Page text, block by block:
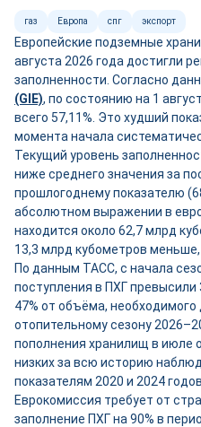
газ Европа спг экспорт
Европейские подземные
августа 2026 года достигли
заполненности. Согласно
(GIE), по состоянию на 1
всего 57,11%. Это худший
момента начала
Текущий уровень
ниже среднего значения за
прошлогоднему показателю
абсолютном выражении в
находится около 62,7 млрд
13,3 млрд кубометров
По данным ТАСС, с начала
поступления в ПХГ
47% от объёма, необходимого
отопительному сезону
пополнения хранилищ в июле
низких за всю историю
показателям 2020 и 2024 годов.
Еврокомиссия требует от
заполнение ПХГ на 90% в